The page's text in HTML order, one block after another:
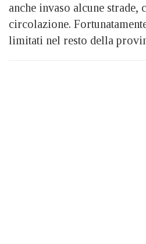
anche invaso alcune strade,
circolazione.
limitati nel resto della